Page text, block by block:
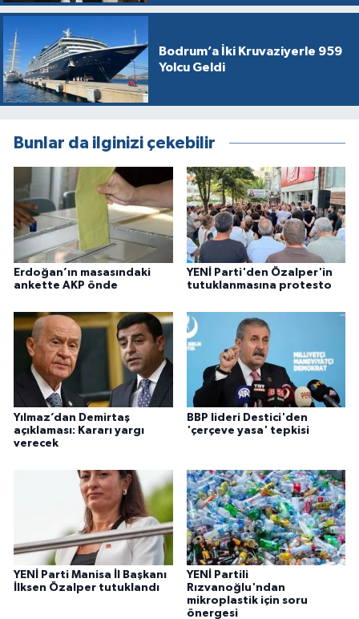
Bodrum’a İki Kruvaziyerle 959
Yolcu Geldi
Bunlar da ilginizi çekebilir
Erdoğan’ın masasındaki
ankette AKP önde
YENİ Parti'den Özalper'in
tutuklanmasına protesto
Yılmaz’dan Demirtaş
açıklaması: Kararı yargı
verecek
BBP lideri Destici'den
'çerçeve yasa' tepkisi
YENİ Parti Manisa İl Başkanı
İlksen Özalper tutuklandı
YENİ Partili
Rızvanoğlu'ndan
mikroplastik için soru
önergesi